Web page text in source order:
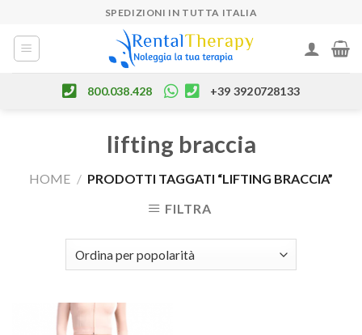
content
SPEDIZIONI IN TUTTA ITALIA
800.038.428 +39 3920728133
lifting braccia
HOME / PRODOTTI TAGGATI “LIFTING BRACCIA”
FILTRA